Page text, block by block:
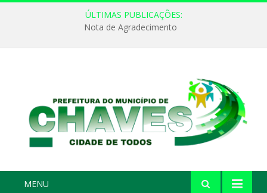
ÚLTIMAS PUBLICAÇÕES:
Nota de Agradecimento
MENU